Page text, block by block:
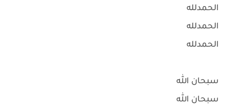
الحمدلله
الحمدلله
الحمدلله
سبحان الله
سبحان الله